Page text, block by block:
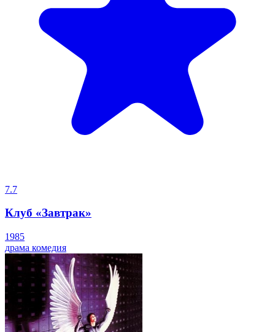
7.7
Клуб «Завтрак»
1985
драма комедия